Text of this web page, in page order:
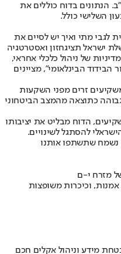
הנתונים בדוח כוללים את
לגבי מתי ואיך יש לסיים את
ישראל תציגחזון ואסטרטגיה
של ניהול כלכלי אחראי,
הבידוד הבינלאומי", מציינים
זרים מפני השקעות
כתוצאה מהמצב הביטחוני
הדוח מבליט את יציבותו
להסתגל לשינויים.
נשמח שתשתפו אותנו
מזרח י-ם
וכיכרות משופצות
מידע וניהול אקלים חכם